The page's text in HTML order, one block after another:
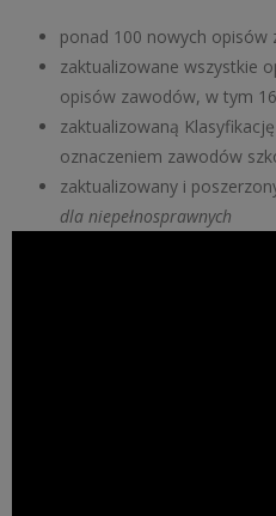
ponad 100 nowych opisów
zaktualizowane wszystkie
opisów zawodów, w tym
zaktualizowaną
oznaczeniem zawodów
zaktualizowany i
dla niepełnosprawnych